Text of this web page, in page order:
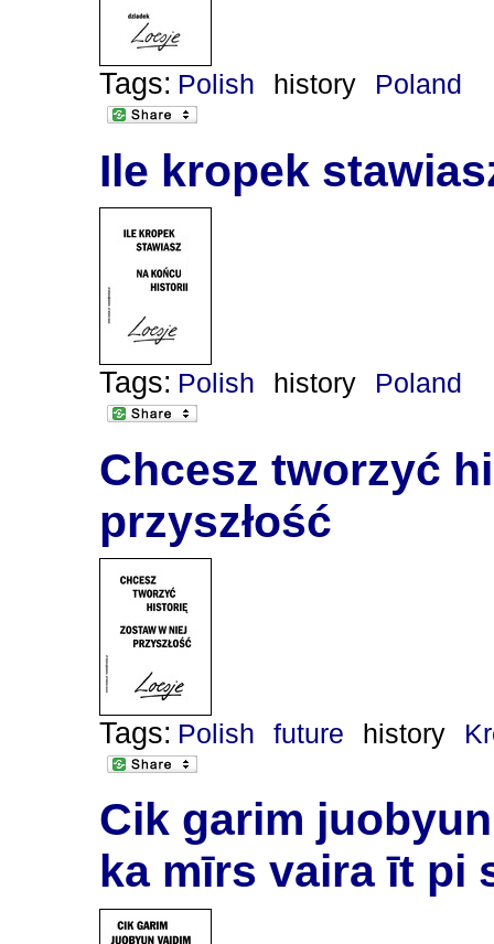
Tags: Polish history Poland
Ile kropek
Tags: Polish history Poland
Chcesz tworzyć
przyszłość
Tags: Polish future history
Cik garim
ka mīrs vaira īt pi